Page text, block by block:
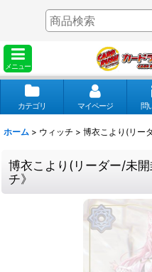
メニュー
カテゴリ マイページ 問
ホーム > ウィッチ > 博衣こより(リー
博衣こより(リーダー/未
チ》